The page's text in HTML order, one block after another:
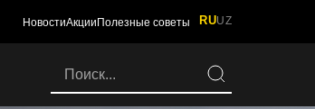
НовостиАкции Полезные советы RUUZ